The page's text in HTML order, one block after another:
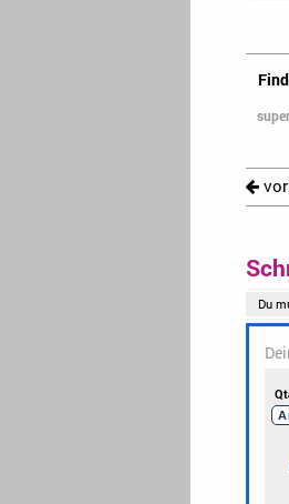
super